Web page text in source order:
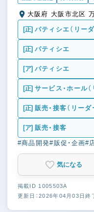
大阪
[正] パティシエ（リーダ
[正] パティシエ
[ア] パティシエ
[正] サービス・ホール（
[正] 販売・接客（リーダ
[ア] 販売・接客
#商品開発#販促・企画#
気になる
掲載ID 1005503A
更新日：2026年04月03日終